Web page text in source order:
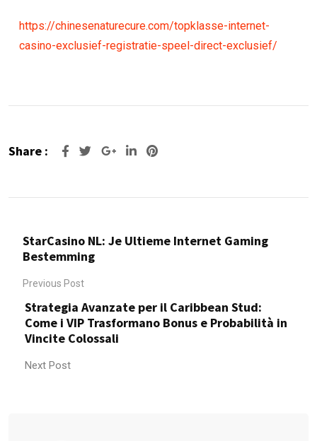
https://chinesenaturecure.com/topklasse-internet-
casino-exclusief-registratie-speel-direct-exclusief/
Share : Google+LinkedIn
Pinterest
StarCasino NL: Je Ultieme Internet Gaming
Bestemming
Previous Post
Strategia Avanzate per il Caribbean Stud:
Come i VIP Trasformano Bonus e Probabilità in
Vincite Colossali
Next Post